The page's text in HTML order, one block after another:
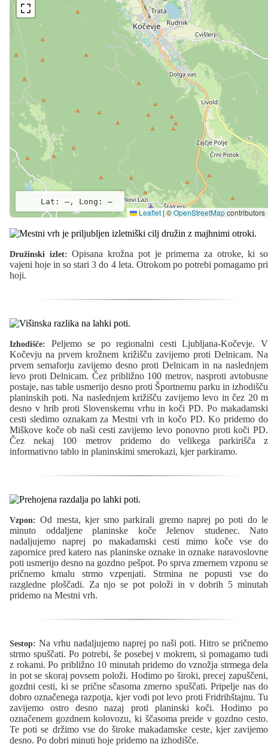
Lat: –, Long: –
Leaflet | ©OpenStreetMapcontributors
Družinski izlet: Opisana krožna pot je primerna za otroke, ki so
vajeni hoje in so stari 3 do 4 leta. Otrokom po potrebi pomagamo pri
hoji.
Izhodišče:
Peljemo se po regionalni cesti Ljubljana-Kočevje. V
Kočevju na prvem krožnem križišču zavijemo proti Delnicam. Na
prvem semaforju zavijemo desno proti Delnicam in na naslednjem
levo proti Delnicam. Čez približno 100 metrov, nasproti avtobusne
postaje, nas table usmerijo desno proti Športnemu parku in izhodišču
planinskih poti. Na naslednjem križišču zavijemo levo in čez 20 m
desno v hrib proti Slovenskemu vrhu in koči PD. Po makadamski
cesti sledimo oznakam za Mestni vrh in kočo PD. Ko pridemo do
Miškove koče ob naši cesti zavijemo levo ponovno proti koči PD.
Čez nekaj 100 metrov pridemo do velikega parkirišča z
informativno tablo in planinskimi smerokazi, kjer parkiramo.
Vzpon: Od mesta, kjer smo parkirali gremo naprej po poti do le
minuto oddaljene planinske koče Jelenov studenec. Nato
nadaljujemo naprej po makadamski cesti mimo koče vse do
zapornice pred katero nas planinske oznake in oznake naravoslovne
poti usmerijo desno na gozdno pešpot. Po sprva zmernem vzponu se
pričnemo kmalu strmo vzpenjati. Strmina ne popusti vse do
razgledne ploščadi. Za njo se pot položi in v dobrih 5 minutah
pridemo na Mestni vrh.
Sestop: Na vrhu nadaljujemo naprej po naši poti. Hitro se pričnemo
strmo spuščati. Po potrebi, še posebej v mokrem, si pomagamo tudi
z rokami. Po približno 10 minutah pridemo do vznožja strmega dela
in pot se skoraj povsem položi. Hodimo po široki, precej zapuščeni,
gozdni cesti, ki se prične sčasoma zmerno spuščati. Pripelje nas do
dobro označenega razpotja, kjer vodi pot levo proti Fridrihštajnu. Tu
zavijemo ostro desno nazaj proti planinski koči. Hodimo po
označenem gozdnem kolovozu, ki ščasoma preide v gozdno cesto.
Te poti se držimo vse do široke makadamske ceste, kjer zavijemo
desno. Po dobri minuti hoje pridemo na izhodišče.